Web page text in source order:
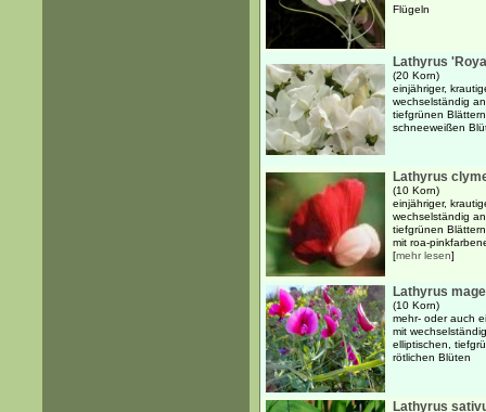
Flügeln
Lathyrus
(20 Korn)
einjähriger,
wechselständig
tiefgrünen
schneeweißen
Lathyrus
(10 Korn)
einjähriger,
wechselständig
tiefgrünen
mit roa-
[mehr lesen]
Lathyrus
(10 Korn)
mehr- oder auch
mit
elliptischen,
rötlichen Blüten
Lathyrus